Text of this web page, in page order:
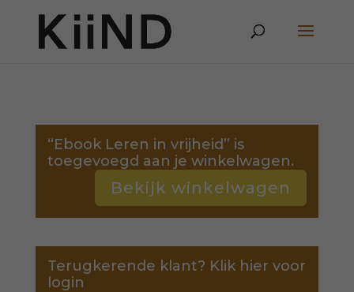
“Ebook Leren in vrijheid” is
toegevoegd aan je winkelwagen.
Bekijk winkelwagen
Terugkerende klant? Klik hier voor
login